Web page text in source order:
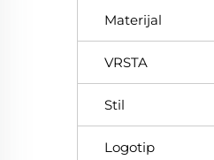
Materijal
VRSTA
Stil
Logotip